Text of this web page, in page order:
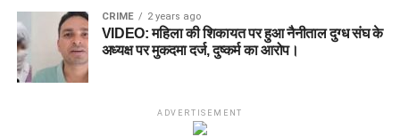
CRIME 2 years ago
VIDEO: महिला की शिकायत पर हुआ नैनीताल दुग्ध संघ के
अध्यक्ष पर मुकदमा दर्ज, दुष्कर्म का आरोप।
ADVERTISEMENT